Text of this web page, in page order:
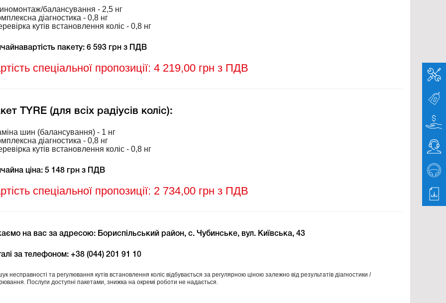
балансування - 2,5 нг
діагностика - 0,8 нг
кутів встановлення коліс - 0,8 нг
пакету: 6 593 грн з ПДВ
спеціальної пропозиції: 4 219,00 грн з ПДВ
TYRE (для всіх радіусів коліс):
шин (балансування) - 1 нг
діагностика - 0,8 нг
кутів встановлення коліс - 0,8 нг
ціна: 5 148 грн з ПДВ
спеціальної пропозиції: 2 734,00 грн з ПДВ
на вас за адресою: Бориспільський район, с. Чубинське, вул. Київська, 43
за телефоном: +38 (044) 201 91 10
несправності та регулювання кутів встановлення коліс відбувається за регулярною ціною залежно від результатів діагностики /
Послуги доступні пакетами, знижка на окремі роботи не надається.